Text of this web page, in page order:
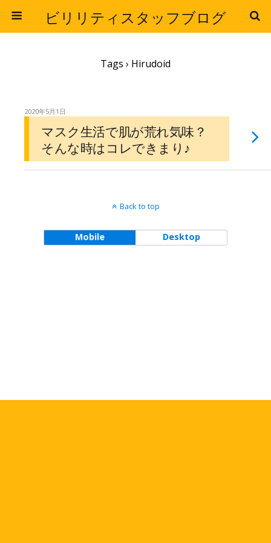
ビリリティスタッフブログ
Tags › Hirudoid
2020年5月1日
マスク生活で肌が荒れ気味？
そんな時はコレできまり♪
Back to top
Mobile Desktop